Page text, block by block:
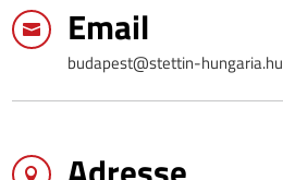
 Email
budapest@stettin-hungaria.hu
